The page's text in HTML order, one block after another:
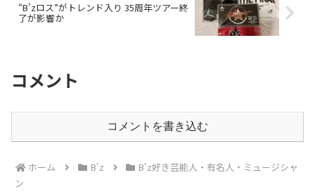
“B’zロス”がトレンド入り 35周年ツアー終
了が影響か
コメント
コメントを書き込む
ホーム B'z
B'z好き芸能人・有名人・ミュージシャ
ン